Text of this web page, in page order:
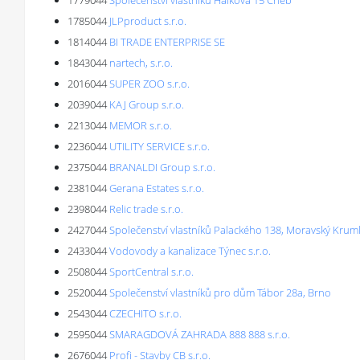
1785044 JLPproduct s.r.o.
1814044 BI TRADE ENTERPRISE SE
1843044 nartech, s.r.o.
2016044SUPER ZOO s.r.o.
2039044 KAJ Group s.r.o.
2213044 MEMOR s.r.o.
2236044 UTILITY SERVICE s.r.o.
2375044 BRANALDI Group s.r.o.
2381044Gerana Estates s.r.o.
2398044 Relic trade s.r.o.
2427044Společenství vlastníků Palackého 138, Moravský
2433044Vodovody a kanalizace Týnec s.r.o.
2508044SportCentral s.r.o.
2520044Společenství vlastníků pro dům Tábor 28a, Brno
2543044CZECHITO s.r.o.
2595044SMARAGDOVÁ ZAHRADA 888 888 s.r.o.
2676044 Profi - Stavby CB s.r.o.